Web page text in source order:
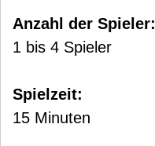
Anzahl der Spieler:
1 bis 4 Spieler
Spielzeit:
15 Minuten